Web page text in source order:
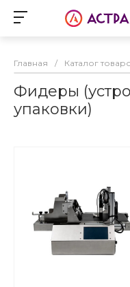
Главная / Каталог
Фидеры
упаковки)